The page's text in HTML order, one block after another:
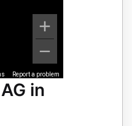
Report a problem
in